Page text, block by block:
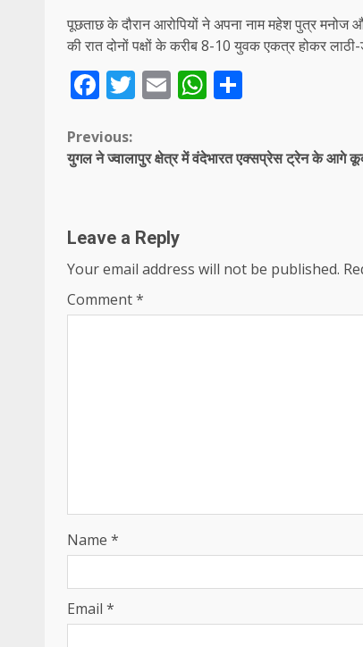
पूछताछ के दौरान आरोपियों ने अपना नाम महेश पुत्र मनोज
की रात दोनों पक्षों के करीब 8-10 युवक एकत्र होकर
Facebook
Twitter
EmailWhatsApp
Continue
Reading
Previous:
युगल ने ज्वालापुर क्षेत्र में वंदेभारत एक्सप्रेस ट्रेन के आगे
Leave a Reply
Your email address will not be published.
Comment*
Name *
Email *